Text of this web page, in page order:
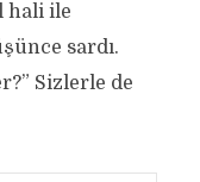
hali ile
sardı.
Sizlerle de